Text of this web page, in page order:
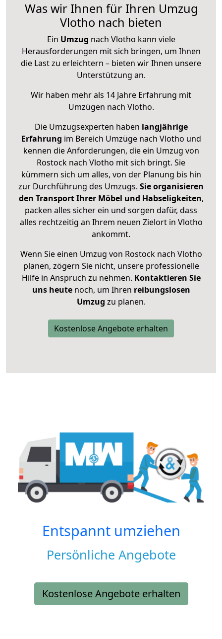
Was wir Ihnen für Ihren Umzug
Vlotho nach bieten
Ein Umzug nach Vlotho kann viele
Herausforderungen mit sich bringen, um Ihnen
die Last zu erleichtern – bieten wir Ihnen unsere
Unterstützung an.
Wir haben mehr als 14 Jahre Erfahrung mit
Umzügen nach Vlotho.
Die Umzugsexperten haben langjährige
Erfahrung im Bereich Umzüge nach Vlotho und
kennen die Anforderungen, die ein Umzug von
Rostock nach Vlotho mit sich bringt. Sie
kümmern sich um alles, von der Planung bis hin
zur Durchführung des Umzugs. Sie organisieren
den Transport Ihrer Möbel und Habseligkeiten,
packen alles sicher ein und sorgen dafür, dass
alles rechtzeitig an Ihrem neuen Zielort in Vlotho
ankommt.
Wenn Sie einen Umzug von Rostock nach Vlotho
planen, zögern Sie nicht, unsere professionelle
Hilfe in Anspruch zu nehmen. Kontaktieren Sie
uns heutenoch, um Ihren reibungslosen
Umzug zu planen.
Kostenlose Angebote erhalten
Entspannt umziehen
Persönliche Angebote
Kostenlose Angebote erhalten